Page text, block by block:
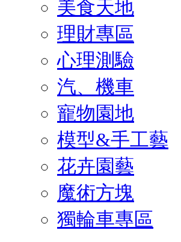
美食天地
理財專區
心理測驗
汽、機車
寵物園地
模型&手工藝
花卉園藝
魔術方塊
獨輪車專區